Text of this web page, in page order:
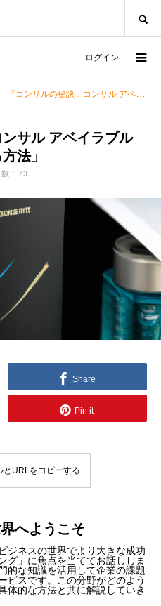
ログイン
「コンサルの秘訣：コンサル アベイラブルでビジネスを変革する方法」
ンサル アベイラブル
法」
数：73
Share
Pin it
とURLをコピーする
へようこそ
ジネスの世界でより大きな成功
グ」に焦点を当ててお話ししま
的な知識を活用して企業の課題
ビスです。この分野がどのよう
体的な方法と共に解説していき